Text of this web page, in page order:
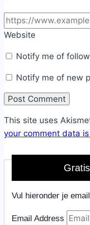
Website
Notify me of
Notify me of new
This site uses
your comment data
Vul hieronder je
Email Address